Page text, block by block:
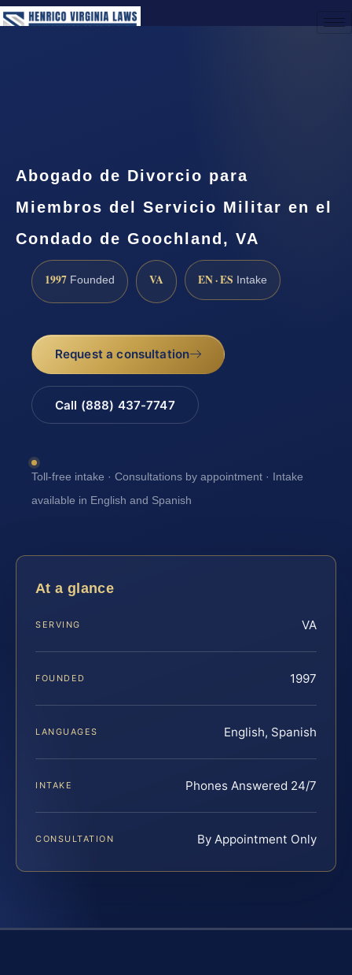
Abogado de Divorcio para
Miembros del Servicio Militar en el
Condado de Goochland, VA
1997 Founded VA EN · ES Intake
Request a consultation
Call (888) 437-7747
Toll-free intake · Consultations by appointment · Intake
available in English and Spanish
At a glance
SERVING VA
FOUNDED 1997
LANGUAGES English, Spanish
INTAKE Phones Answered 24/7
CONSULTATION By Appointment Only